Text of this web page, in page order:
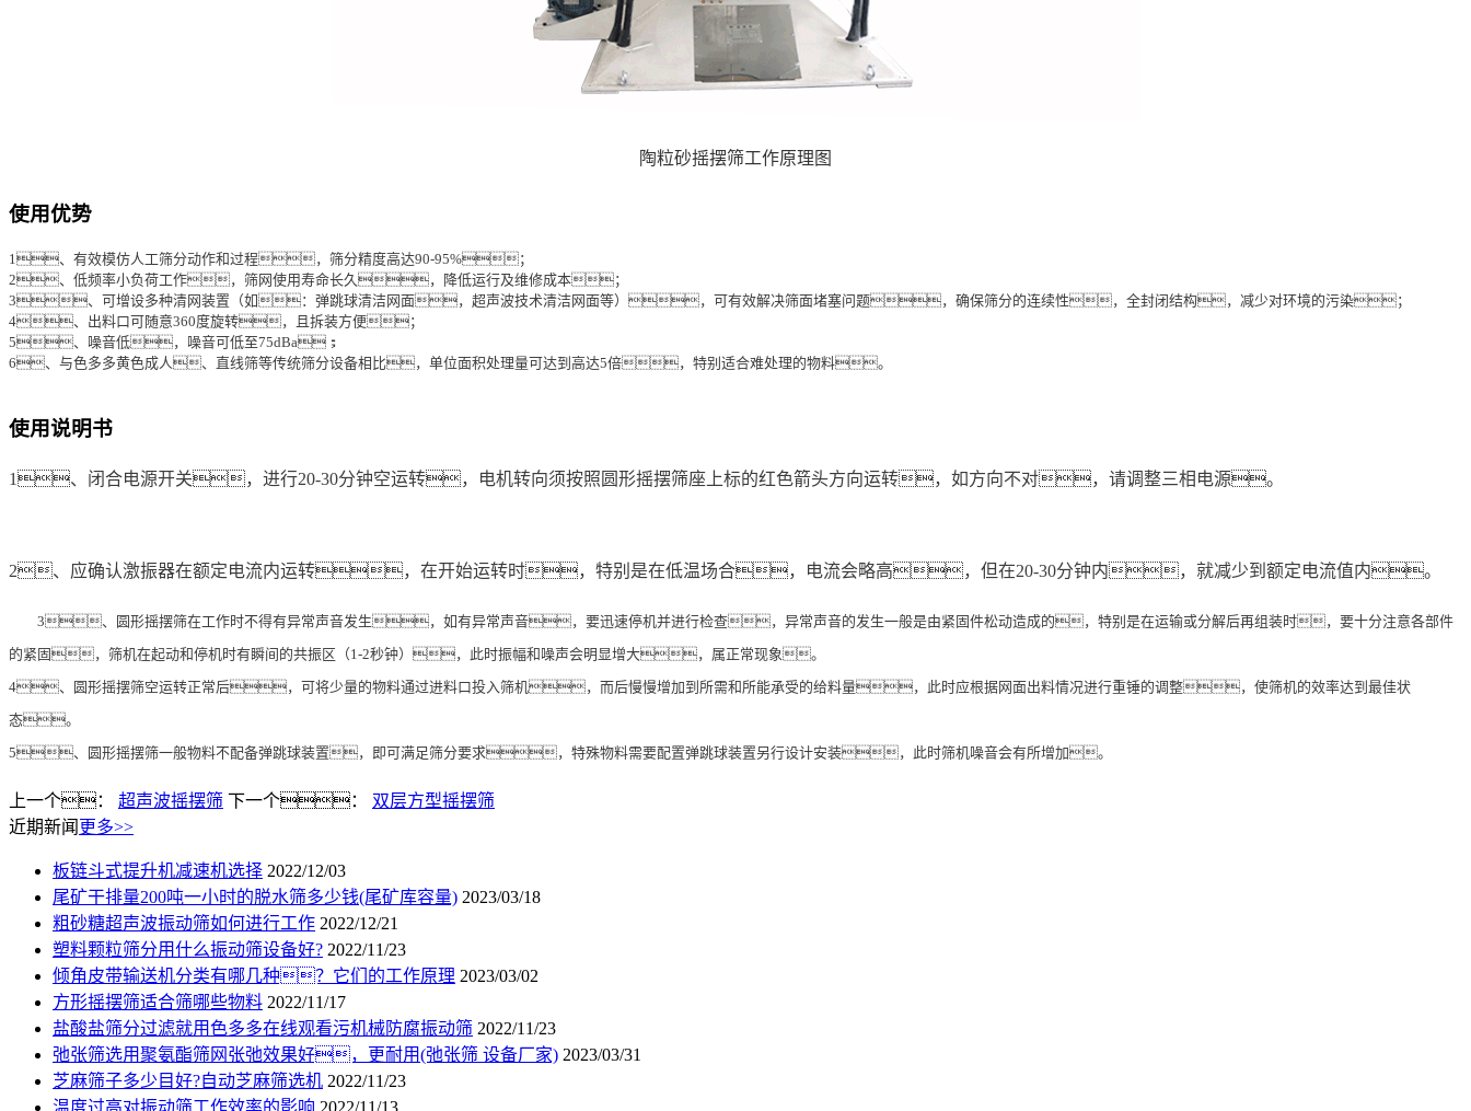
陶粒砂摇摆筛工作原理图
使用优势
1、有效模仿人工筛分动作和过程，筛分精度高达90-95%；
2、低频率小负荷工作，筛网使用寿命长久，降低运行及维修成本；
3、可增设多种清网装置（如：弹跳球清洁网面，超声波技术清洁网面等），可有效解决筛面堵塞问题，确保筛分的连续性，全封闭结构，减少对环境的污染；
4、出料口可随意360度旋转，且拆装方便；
5、噪音低，噪音可低至75dBa；
6、与色多多黄色成人、直线筛等传统筛分设备相比，单位面积处理量可达到高达5倍，特别适合难处理的物料。
使用说明书
1、闭合电源开关，进行20-30分钟空运转，电机转向须按照圆形摇摆筛座上标的红色箭头方向运转，如方向不对，请调整三相电源。
2、应确认激振器在额定电流内运转，在开始运转时，特别是在低温场合，电流会略高，但在20-30分钟内，就减少到额定电流值内。
3、圆形摇摆筛在工作时不得有异常声音发生，如有异常声音，要迅速停机并进行检查，异常声音的发生一般是由紧固件松动造成的，特别是在运输或分解后再组装时，要十分注意各部件
的紧固，筛机在起动和停机时有瞬间的共振区（1-2秒钟），此时振幅和噪声会明显增大，属正常现象。
4、圆形摇摆筛空运转正常后，可将少量的物料通过进料口投入筛机，而后慢慢增加到所需和所能承受的给料量，此时应根据网面出料情况进行重锤的调整，使筛机的效率达到最佳状
态。
5、圆形摇摆筛一般物料不配备弹跳球装置，即可满足筛分要求，特殊物料需要配置弹跳球装置另行设计安装，此时筛机噪音会有所增加。
上一个： 超声波摇摆筛 下一个： 双层方型摇摆筛
近期新闻 更多>>
板链斗式提升机减速机选择 2022/12/03
尾矿干排量200吨一小时的脱水筛多少钱(尾矿库容量) 2023/03/18
粗砂糖超声波振动筛如何进行工作 2022/12/21
塑料颗粒筛分用什么振动筛设备好? 2022/11/23
倾角皮带输送机分类有哪几种？它们的工作原理 2023/03/02
方形摇摆筛适合筛哪些物料 2022/11/17
盐酸盐筛分过滤就用色多多在线观看污机械防腐振动筛 2022/11/23
弛张筛选用聚氨酯筛网张弛效果好，更耐用(弛张筛 设备厂家) 2023/03/31
芝麻筛子多少目好?自动芝麻筛选机 2022/11/23
温度过高对振动筛工作效率的影响 2022/11/13